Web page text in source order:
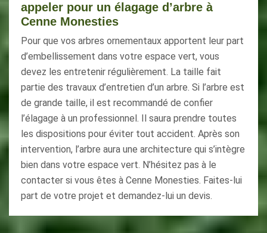
appeler pour un élagage d’arbre à
Cenne Monesties
Pour que vos arbres ornementaux apportent leur part
d’embellissement dans votre espace vert, vous
devez les entretenir régulièrement. La taille fait
partie des travaux d’entretien d’un arbre. Si l’arbre est
de grande taille, il est recommandé de confier
l’élagage à un professionnel. Il saura prendre toutes
les dispositions pour éviter tout accident. Après son
intervention, l’arbre aura une architecture qui s’intègre
bien dans votre espace vert. N’hésitez pas à le
contacter si vous êtes à Cenne Monesties. Faites-lui
part de votre projet et demandez-lui un devis.